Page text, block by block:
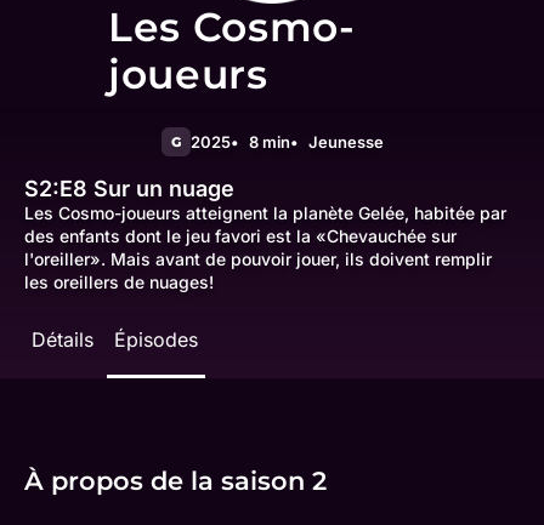
Les Cosmo-
joueurs
G 2025 8 min Jeunesse
S2:E8 Sur un nuage
Les Cosmo-joueurs atteignent la planète Gelée, habitée par
des enfants dont le jeu favori est la «Chevauchée sur
l'oreiller». Mais avant de pouvoir jouer, ils doivent remplir
les oreillers de nuages!
Détails Épisodes
À propos de la saison 2